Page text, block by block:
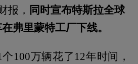
报， 同时宣布特斯拉全球
弗里蒙特工厂下线。
100万辆花了12年时间，